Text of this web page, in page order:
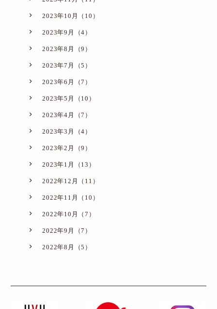
2023年10月（10）
2023年9月（4）
2023年8月（9）
2023年7月（5）
2023年6月（7）
2023年5月（10）
2023年4月（7）
2023年3月（4）
2023年2月（9）
2023年1月（13）
2022年12月（11）
2022年11月（10）
2022年10月（7）
2022年9月（7）
2022年8月（5）